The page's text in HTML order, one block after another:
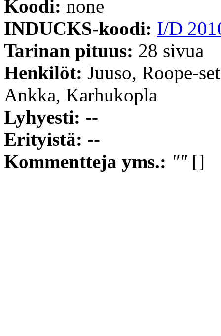
Koodi: none
INDUCKS-koodi: I/D
Tarinan pituus: 28 sivua
Henkilöt: Juuso, Roope-
Ankka, Karhukopla
Lyhyesti: --
Erityistä: --
Kommentteja yms.: ""[]